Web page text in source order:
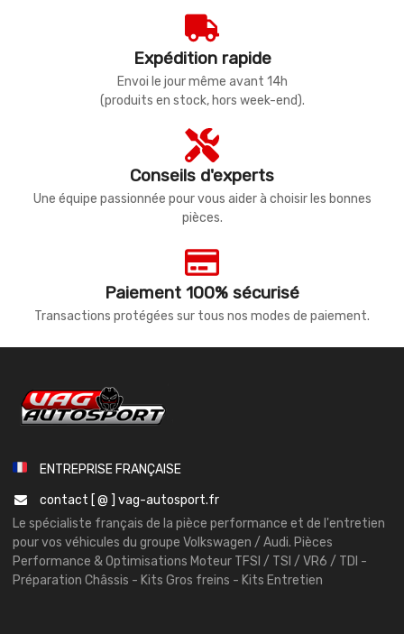
Expédition rapide
Envoi le jour même avant 14h
(produits en stock, hors week-end).
Conseils d'experts
Une équipe passionnée pour vous aider à choisir les bonnes
pièces.
Paiement 100% sécurisé
Transactions protégées sur tous nos modes de paiement.
ENTREPRISE FRANÇAISE
contact [ @ ] vag-autosport.fr
Le spécialiste français de la pièce performance et de l'entretien
pour vos véhicules du groupe Volkswagen / Audi. Pièces
Performance & Optimisations Moteur TFSI / TSI / VR6 / TDI -
Préparation Châssis - Kits Gros freins - Kits Entretien